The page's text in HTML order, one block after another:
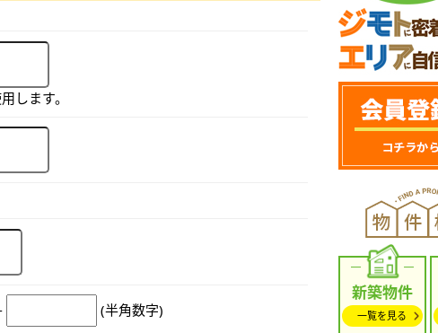
します。
(半角数字)
新築物件
一覧を見る